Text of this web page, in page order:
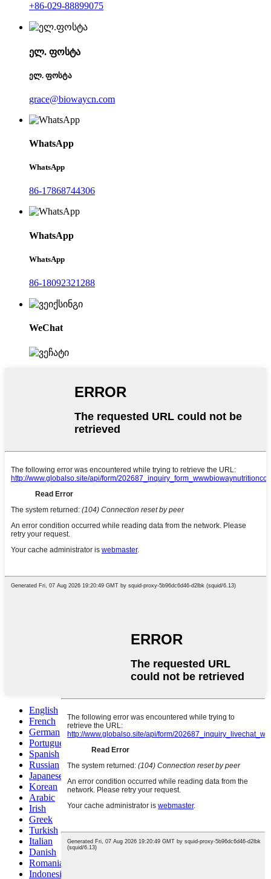
+86-029-88899075
ელ. ფოსტა
ელ. ფოსტა
grace@biowaycn.com
WhatsApp
WhatsApp
86-17868744306
WhatsApp
WhatsApp
86-18092321288
WeChat
English
French
German
Portuguese
Spanish
Russian
Japanese
Korean
Arabic
Irish
Greek
Turkish
Italian
Danish
Romanian
Indonesian